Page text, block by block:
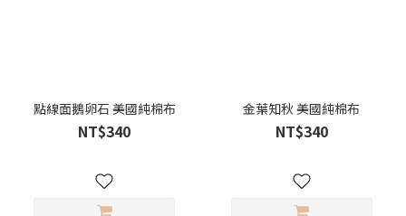
點線面鵝卵石 美國純棉布
NT$340
金葉知秋 美國純棉布
NT$340